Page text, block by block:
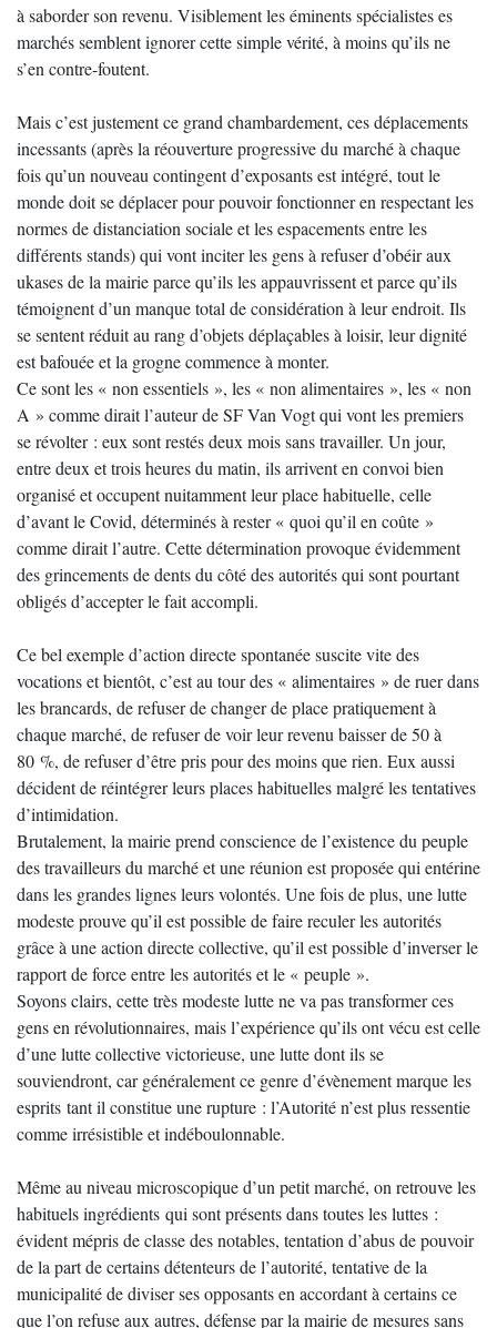
à saborder son revenu. Visiblement les éminents spécialistes es
marchés semblent ignorer cette simple vérité, à moins qu’ils ne
s’en contre-foutent.
Mais c’est justement ce grand chambardement, ces déplacements
incessants (après la réouverture progressive du marché à chaque
fois qu’un nouveau contingent d’exposants est intégré, tout le
monde doit se déplacer pour pouvoir fonctionner en respectant les
normes de distanciation sociale et les espacements entre les
différents stands) qui vont inciter les gens à refuser d’obéir aux
ukases de la mairie parce qu’ils les appauvrissent et parce qu’ils
témoignent d’un manque total de considération à leur endroit. Ils
se sentent réduit au rang d’objets déplaçables à loisir, leur dignité
est bafouée et la grogne commence à monter.
Ce sont les « non essentiels », les « non alimentaires », les « non
A » comme dirait l’auteur de SF Van Vogt qui vont les premiers
se révolter : eux sont restés deux mois sans travailler. Un jour,
entre deux et trois heures du matin, ils arrivent en convoi bien
organisé et occupent nuitamment leur place habituelle, celle
d’avant le Covid, déterminés à rester « quoi qu’il en coûte »
comme dirait l’autre. Cette détermination provoque évidemment
des grincements de dents du côté des autorités qui sont pourtant
obligés d’accepter le fait accompli.
Ce bel exemple d’action directe spontanée suscite vite des
vocations et bientôt, c’est au tour des « alimentaires » de ruer dans
les brancards, de refuser de changer de place pratiquement à
chaque marché, de refuser de voir leur revenu baisser de 50 à
80 %, de refuser d’être pris pour des moins que rien. Eux aussi
décident de réintégrer leurs places habituelles malgré les tentatives
d’intimidation.
Brutalement, la mairie prend conscience de l’existence du peuple
des travailleurs du marché et une réunion est proposée qui entérine
dans les grandes lignes leurs volontés. Une fois de plus, une lutte
modeste prouve qu’il est possible de faire reculer les autorités
grâce à une action directe collective, qu’il est possible d’inverser le
rapport de force entre les autorités et le « peuple ».
Soyons clairs, cette très modeste lutte ne va pas transformer ces
gens en révolutionnaires, mais l’expérience qu’ils ont vécu est celle
d’une lutte collective victorieuse, une lutte dont ils se
souviendront, car généralement ce genre d’évènement marque les
esprits tant il constitue une rupture : l’Autorité n’est plus ressentie
comme irrésistible et indéboulonnable.
Même au niveau microscopique d’un petit marché, on retrouve les
habituels ingrédients qui sont présents dans toutes les luttes :
évident mépris de classe des notables, tentation d’abus de pouvoir
de la part de certains détenteurs de l’autorité, tentative de la
municipalité de diviser ses opposants en accordant à certains ce
que l’on refuse aux autres, défense par la mairie de mesures sans